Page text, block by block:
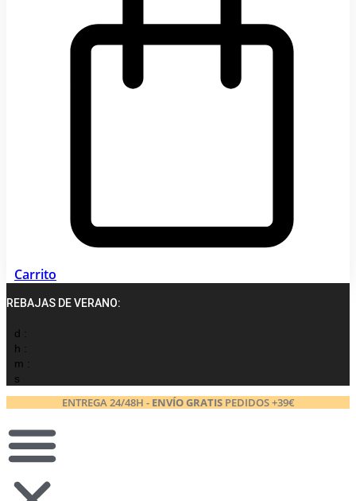
Carrito
REBAJAS DE VERANO:
d :
h :
m :
s
ENTREGA 24/48H - ENVÍO GRATISPEDIDOS +39€